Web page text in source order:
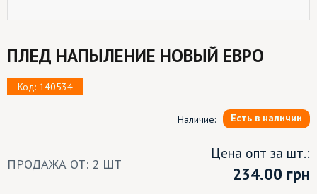
ПЛЕД НАПЫЛЕНИЕ НОВЫЙ ЕВРО
Код: 140534
Наличие: Есть в наличии
ПРОДАЖА ОТ: 2 ШТ
Цена опт за шт.:
234.00 грн